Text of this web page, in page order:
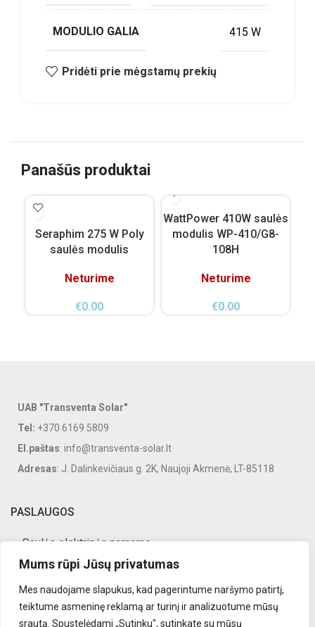
Mums rūpi Jūsų privatumas
Mes naudojame slapukus, kad pagerintume naršymo patirtį,
teiktume asmeninę reklamą ar turinį ir analizuotume mūsų
srautą. Spustelėdami „Sutinku", sutinkate su mūsų
MODULIO GALIA 415 W
Pridėti prie mėgstamų prekių
Panašūs produktai
Seraphim 275 W Poly
saulės modulis
Neturime
€0.00
WattPower 410W saulės
modulis WP-410/G8-
108H
Neturime
€0.00
UAB "Transventa Solar"
Tel: +370 6169 5809
El.paštas: info@transventa-solar.lt
Adresas: J. Dalinkevičiaus g. 2K, Naujoji Akmenė, LT-85118
PASLAUGOS
Saulės elektrinės namams
Saulės elektrinės verslui
Saulės elektrinių priežiūra
Saulės elektrinės įranga